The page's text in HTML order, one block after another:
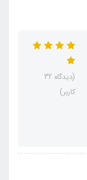
(دیدگاه 32
کاربر)